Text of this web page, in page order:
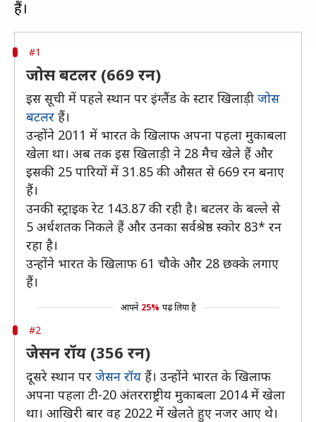
#1
जोस बटलर (669 रन)
इस सूची में पहले स्थान पर इंग्लैंड के स्टार खिलाड़ी जोस
बटलर हैं।
उन्होंने 2011 में भारत के खिलाफ अपना पहला मुकाबला
खेला था। अब तक इस खिलाड़ी ने 28 मैच खेले हैं और
इसकी 25 पारियों में 31.85 की औसत से 669 रन बनाए
हैं।
उनकी स्ट्राइक रेट 143.87 की रही है। बटलर के बल्ले से
5 अर्धशतक निकले हैं और उनका सर्वश्रेष्ठ स्कोर 83* रन
रहा है।
उन्होंने भारत के खिलाफ 61 चौके और 28 छक्के लगाए
हैं।
आपने 25% पढ़ लिया है
#2
जेसन रॉय (356 रन)
दूसरे स्थान पर जेसन रॉय हैं। उन्होंने भारत के खिलाफ
अपना पहला टी-20 अंतरराष्ट्रीय मुकाबला 2014 में खेला
था। आखिरी बार वह 2022 में खेलते हुए नजर आए थे।